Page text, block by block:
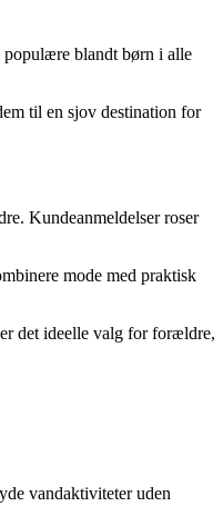
populære blandt børn i alle
til en sjov destination for
Kundeanmeldelser roser
mode med praktisk
det ideelle valg for forældre,
vandaktiviteter uden